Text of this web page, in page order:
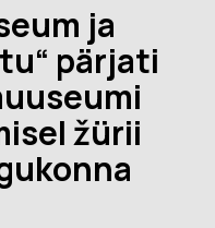
ja
pärjati
žürii